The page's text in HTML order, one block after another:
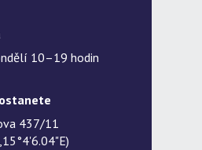
10–19 hodin
437/11